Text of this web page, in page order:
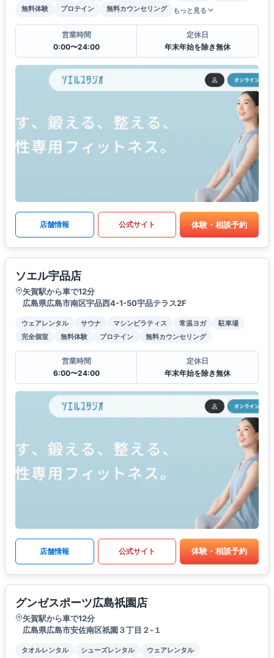
無料体験
プロテイン 無料カウンセリング もっと見る
営業時間
0:00〜24:00
定休日
年末年始を除き無休
店舗情報 公式サイト 体験・相談予約
ソエル宇品店
矢賀駅から車で12分
広島県広島市南区宇品西4-1-50宇品テラス2F
ウェアレンタル サウナ マシンピラティス 常温ヨガ
駐車場
完全個室
無料体験 プロテイン 無料カウンセリング
営業時間
6:00〜24:00
定休日
年末年始を除き無休
店舗情報 公式サイト 体験・相談予約
グンゼスポーツ広島祇園店
矢賀駅から車で12分
広島県広島市安佐南区祇園３丁目２-１
タオルレンタル シューズレンタル
ウェアレンタル